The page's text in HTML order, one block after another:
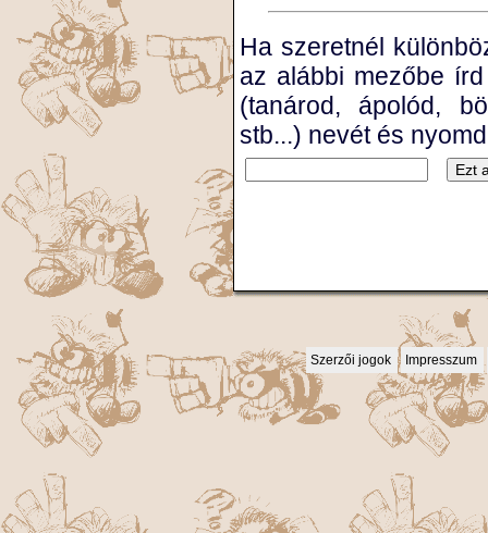
Ha szeretnél
az alábbi mezőbe
(tanárod, ápolód,
stb...) nevét és
Szerzői jogok Impresszum